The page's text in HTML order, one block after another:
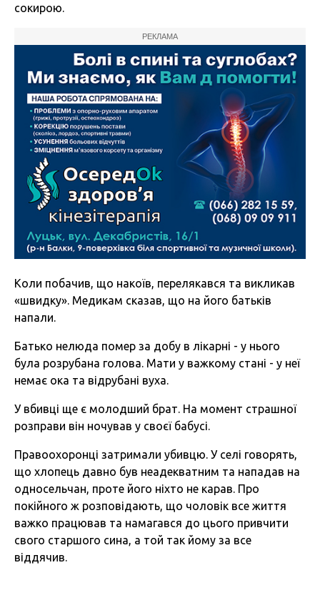
сокирою.
РЕКЛАМА
Коли побачив, що накоїв, перелякався та викликав
«швидку». Медикам сказав, що на його батьків
напали.
Батько нелюда помер за добу в лікарні - у нього
була розрубана голова. Мати у важкому стані - у неї
немає ока та відрубані вуха.
У вбивці ще є молодший брат. На момент страшної
розправи він ночував у своєї бабусі.
Правоохоронці затримали убивцю. У селі говорять,
що хлопець давно був неадекватним та нападав на
односельчан, проте його ніхто не карав. Про
покійного ж розповідають, що чоловік все життя
важко працював та намагався до цього привчити
свого старшого сина, а той так йому за все
віддячив.